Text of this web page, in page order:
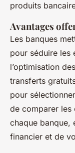
produits
Avantages
Les banques
pour séduire les
l’optimisation
transferts
pour
de comparer les
chaque banque,
financier et de